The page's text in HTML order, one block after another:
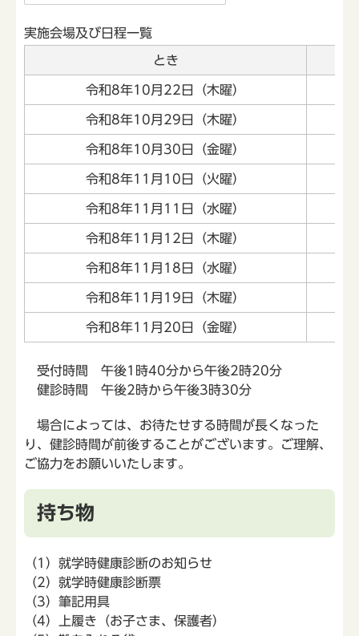
実施会場及び日程一覧
とき
令和8年10月22日（木曜）
令和8年10月29日（木曜）
令和8年10月30日（金曜）
令和8年11月10日（火曜）
令和8年11月11日（水曜）
令和8年11月12日（木曜）
令和8年11月18日（水曜）
令和8年11月19日（木曜）
令和8年11月20日（金曜）
受付時間 午後1時40分から午後2時20分
健診時間 午後2時から午後3時30分
場合によっては、お待たせする時間が長くなった
り、健診時間が前後することがございます。ご理解、
ご協力をお願いいたします。
持ち物
（1）就学時健康診断のお知らせ
（2）就学時健康診断票
（3）筆記用具
（4）上履き（お子さま、保護者）